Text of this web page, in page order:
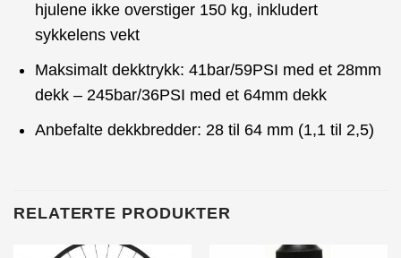
hjulene ikke overstiger 150 kg, inkludert
sykkelens vekt
Maksimalt dekktrykk: 41bar/59PSI med et 28mm
dekk – 245bar/36PSI med et 64mm dekk
Anbefalte dekkbredder: 28 til 64 mm (1,1 til 2,5)
RELATERTE PRODUKTER